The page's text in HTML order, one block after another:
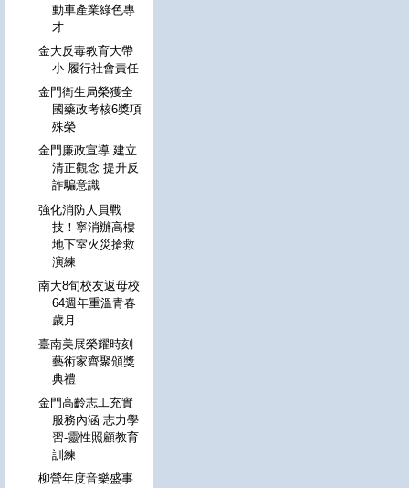
動車產業綠色專
才
金大反毒教育大帶
小 履行社會責任
金門衛生局榮獲全
國藥政考核6獎項
殊榮
金門廉政宣導 建立
清正觀念 提升反
詐騙意識
強化消防人員戰
技！寧消辦高樓
地下室火災搶救
演練
南大8旬校友返母校
64週年重溫青春
歲月
臺南美展榮耀時刻
藝術家齊聚頒獎
典禮
金門高齡志工充實
服務內涵 志力學
習-靈性照顧教育
訓練
柳營年度音樂盛事